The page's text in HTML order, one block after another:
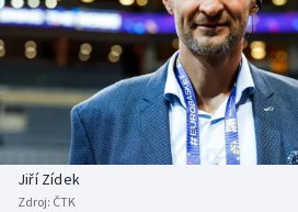
Baseball a softbal
Basketbal
Biatlon
Boby a skeleton
Soutěže
Historické návraty
Aplikace ČT sport
AZ kvíz
Jiří Zídek
Zdroj: ČTK